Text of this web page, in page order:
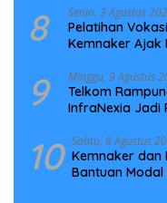
8 Senin, 3 Agustus
Pelatihan
Kemnaker
9 Minggu, 9 Agustus
Telkom
InfraNexia Jadi
10 Sabtu, 8 Agustus
Kemnaker dan
Bantuan Modal